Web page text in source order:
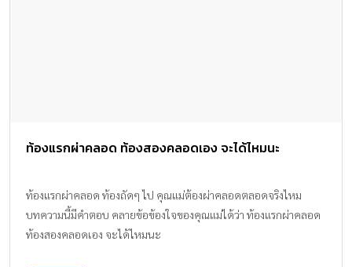
ท้องแรกผ่าคลอด ท้องสองคลอดเอง จะได้ไหมนะ
ท้องแรกผ่าคลอด ท้องถัดๆ ไป คุณแม่ต้องผ่าคลอดตลอดจริงไหม
บทความนี้มีคำตอบ คลายข้อข้องใจของคุณแม่ได้ว่า ท้องแรกผ่าคลอด
ท้องสองคลอดเอง จะได้ไหมนะ